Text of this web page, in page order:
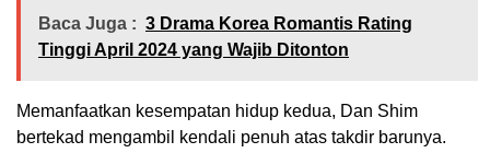
Baca Juga : 3 Drama Korea Romantis Rating
Tinggi April 2024 yang Wajib Ditonton
Memanfaatkan kesempatan hidup kedua, Dan Shim
bertekad mengambil kendali penuh atas takdir barunya.